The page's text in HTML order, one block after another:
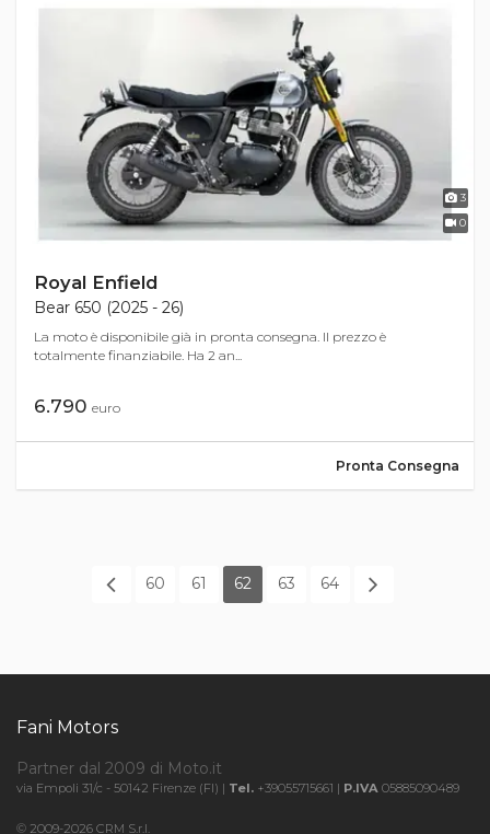
3
0
Royal Enfield
Bear 650 (2025 - 26)
La moto è disponibile già in pronta consegna. Il prezzo è
totalmente finanziabile. Ha 2 an...
6.790 euro
Pronta Consegna
60 61 62 63 64
Fani Motors
Partner dal 2009 di Moto.it
via Empoli 31/c - 50142 Firenze (FI) | Tel. +39055715661 | P.IVA 05885090489
© 2009-2026 CRM S.r.l.